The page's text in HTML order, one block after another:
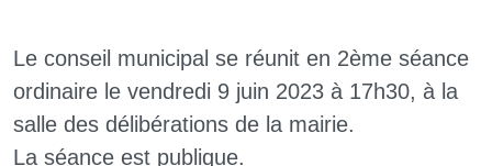
Le conseil municipal se réunit en 2ème séance
ordinaire le vendredi 9 juin 2023 à 17h30, à la
salle des délibérations de la mairie.
La séance est publique.